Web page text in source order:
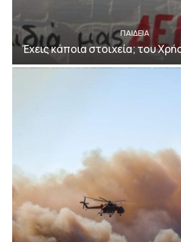
ΠΑΙΔΕΙΑ
Έχεις κάποια στοιχεία; του